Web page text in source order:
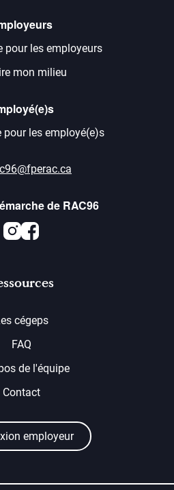
pour les employeurs
mon milieu
pour les employé(e)s
de RAC96
Instagram
Facebook
cégeps
FAQ
de l'équipe
Contact
employeur